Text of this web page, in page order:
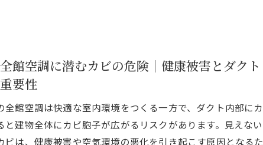
館空調に潜むカビの危険｜健康被害とダクト
要性
全館空調は快適な室内環境をつくる一方で、ダクト内部にカ
と建物全体にカビ胞子が広がるリスクがあります。見えない
ビは、健康被害や空気環境の悪化を引き起こす原因となるた